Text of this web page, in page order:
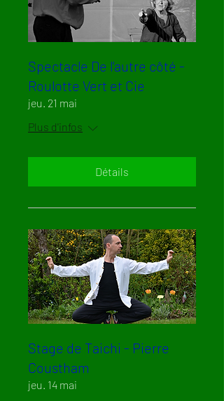
Spectacle De l'autre côté -
Roulotte Vert et Cie
jeu. 21 mai
Plus d'infos
Détails
Stage de Taichi - Pierre
Coustham
jeu. 14 mai